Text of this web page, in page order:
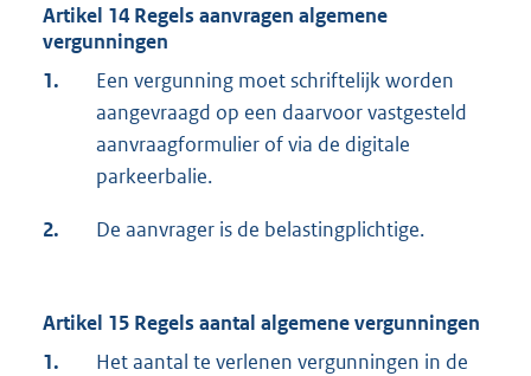
Artikel 14 Regels aanvragen algemene
vergunningen
1.
Een vergunning moet schriftelijk worden
aangevraagd op een daarvoor vastgesteld
aanvraagformulier of via de digitale
parkeerbalie.
2. De aanvrager is de belastingplichtige.
Artikel 15 Regels aantal algemene vergunningen
1.
Het aantal te verlenen vergunningen in de